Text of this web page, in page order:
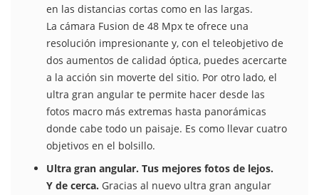
en las distancias cortas como en las largas.
La cámara Fusion de 48 Mpx te ofrece una
resolución impresionante y, con el teleobjetivo de
dos aumentos de calidad óptica, puedes acercarte
a la acción sin moverte del sitio. Por otro lado, el
ultra gran angular te permite hacer desde las
fotos macro más extremas hasta panorámicas
donde cabe todo un paisaje. Es como llevar cuatro
objetivos en el bolsillo.
Ultra gran angular. Tus mejores fotos de lejos.
Y de cerca. Gracias al nuevo ultra gran angular